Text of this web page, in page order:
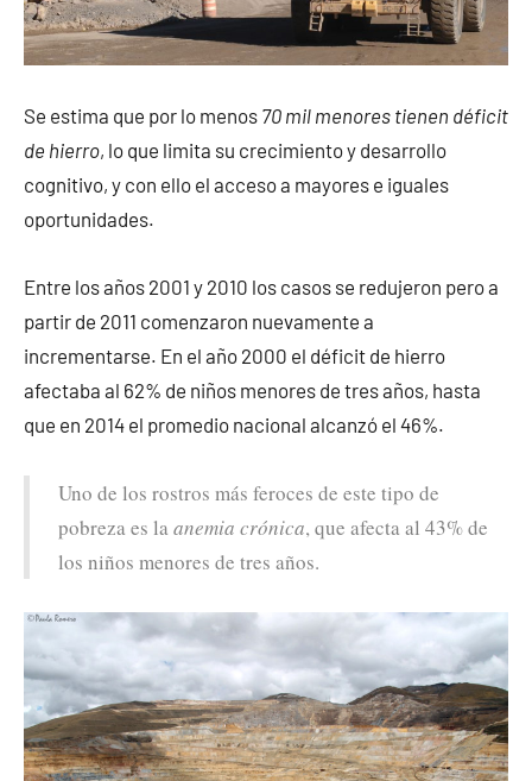
Se estima que por lo menos 70 mil menores tienen déficit
de hierro, lo que limita su crecimiento y desarrollo
cognitivo, y con ello el acceso a mayores e iguales
oportunidades.
Entre los años 2001 y 2010 los casos se redujeron pero a
partir de 2011 comenzaron nuevamente a
incrementarse. En el año 2000 el déficit de hierro
afectaba al 62% de niños menores de tres años, hasta
que en 2014 el promedio nacional alcanzó el 46%.
Uno de los rostros más feroces de este tipo de
pobreza es laanemia crónica, que afecta al 43% de
los niños menores de tres años.